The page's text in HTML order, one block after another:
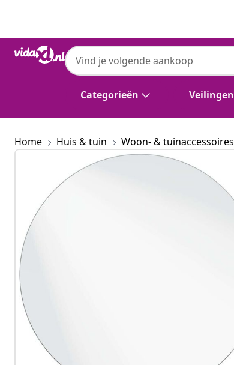
Categorieën Veilingen
Home Huis & tuin Woon- & tuinaccessoires